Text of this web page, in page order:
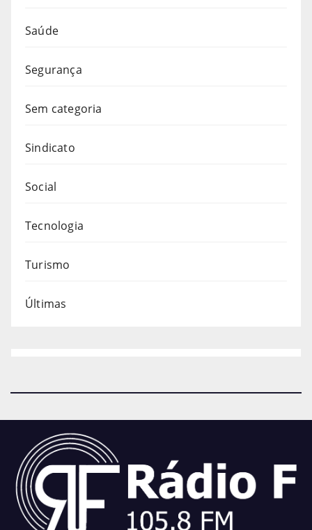
Saúde
Segurança
Sem categoria
Sindicato
Social
Tecnologia
Turismo
Últimas